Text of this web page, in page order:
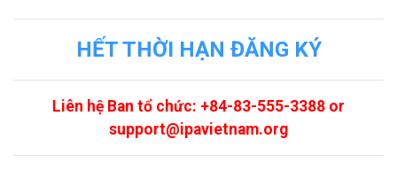
HẾT THỜI HẠN ĐĂNG KÝ
Liên hệ Ban tổ chức: +84-83-555-3388 or
support@ipavietnam.org